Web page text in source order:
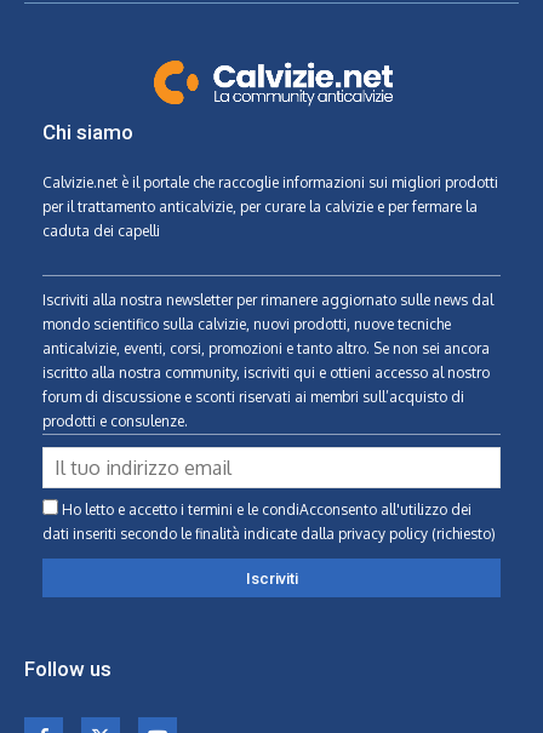
Chi siamo
Calvizie.net è il portale che raccoglie informazioni sui migliori prodotti
per il trattamento anticalvizie, per curare la calvizie e per fermare la
caduta dei capelli
Iscriviti alla nostra newsletter per rimanere aggiornato sulle news dal
mondo scientifico sulla calvizie, nuovi prodotti, nuove tecniche
anticalvizie, eventi, corsi, promozioni e tanto altro. Se non sei ancora
iscritto alla nostra community, iscriviti qui e ottieni accesso al nostro
forum di discussione e sconti riservati ai membri sull’acquisto di
prodotti e consulenze.
Ho letto e accetto i termini e le condiAcconsento all'utilizzo dei
dati inseriti secondo le finalità indicate dalla privacy policy (richiesto)
Follow us